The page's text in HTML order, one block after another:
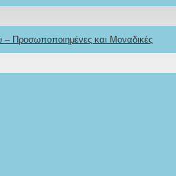
– Προσωποποιημένες και Μοναδικές